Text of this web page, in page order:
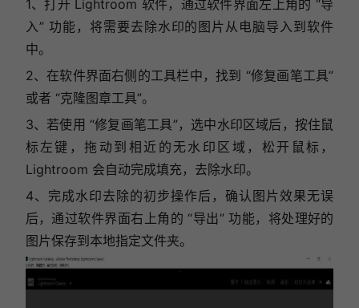
1、打开 Lightroom 软件，通过软件界面左上角的 “导
入” 功能，将需要去除水印的图片从电脑导入到软件
中。
2、在软件界面右侧的工具栏中，找到 “修复画笔工具”
或者 “克隆图章工具”。
3、若使用 “修复画笔工具”，选中水印区域后，按住鼠
标左键，拖动到相近的无水印区域，松开鼠标，
Lightroom 会自动完成填充，去除水印。
4、完成水印去除的初步操作后，确认图片效果无误
后，通过软件界面右上角的 “导出” 功能，将处理好的
图片保存到本地指定文件夹。